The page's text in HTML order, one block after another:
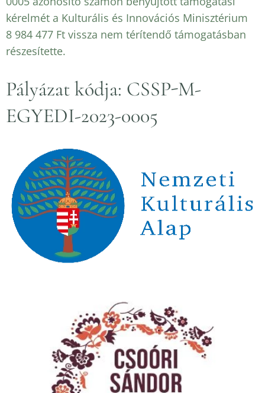
kérelmét a Kulturális és Innovációs Minisztérium
8 984 477 Ft vissza nem térítendő támogatásban
részesítette.
Pályázat kódja: CSSP-M-
EGYEDI-2023-0005